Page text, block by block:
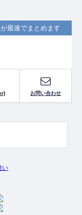
最速でまとめます
お問い合わせ